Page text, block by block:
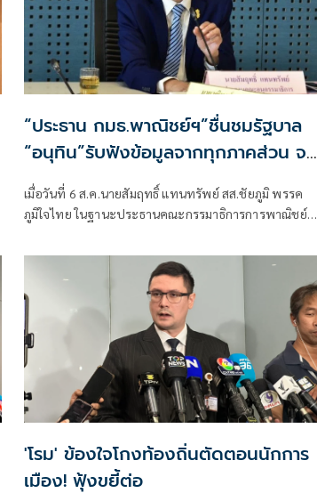
“ประธาน กมธ.พาณิชย์ฯ”ชื่นชมรัฐบาล
“อนุทิน”รับฟังข้อมูลจากทุกภาคส่วน จน
แก้ปัญหาภาคเกษตรได้ตรงจุด ดันราคา
ปาล์ม-ยางพาราพุ่งขึ้นต่อเนื่อง
เกษตรกรเริ่มยิ้มได้
เมื่อวันที่ 6 ส.ค.นายสัมฤทธิ์ แทนทรัพย์ สส.ชัยภูมิ พรรค
ภูมิใจไทย ในฐานะประธานคณะกรรมาธิการการพาณิชย์
สถานการณ์ราคาสินค้าเกษตรว่า ขณะนี้ภาพรวมถือว่าอยู่
'โรม' ข้องใจโกงท้องถิ่นตัดตอนนักการ
เมือง! ฟุ้งขยี้ต่อ